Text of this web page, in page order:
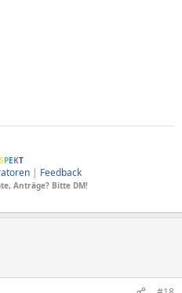
SPEKT
| Feedback
Anträge? Bitte DM!